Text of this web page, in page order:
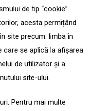
de tip “cookie”
acesta permițând
site precum: limba în
care se aplică la afișarea
de utilizator și a
site-ului.
Pentru mai multe